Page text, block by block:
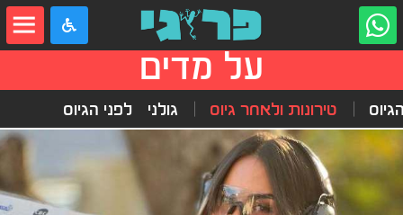
על מדים
טירונות ולאחר גיוס גולני לפני הגיוס